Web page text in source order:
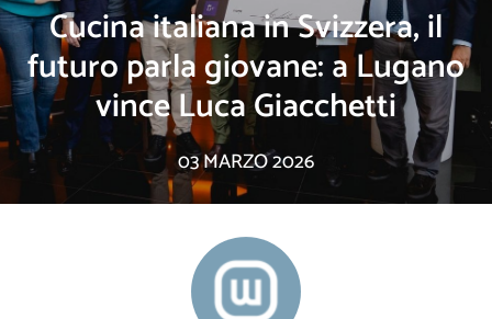
Cucina italiana in Svizzera, il
futuro parla giovane: a Lugano
vince Luca Giacchetti
03 MARZO 2026